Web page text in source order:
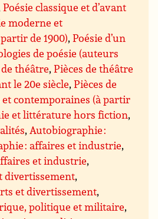
Poésie classique et d’avant
moderne et
de 1900),Poésie d’un
de poésie (auteurs
théâtre,Pièces de théâtre
le 20e siècle,Pièces de
contemporaines (à partir
et littérature hors fiction,
,Autobiographie :
: affaires et industrie,
et industrie,
divertissement,
et divertissement,
politique et militaire,